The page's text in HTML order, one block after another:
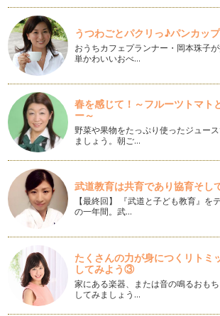
スマホ写真はアプリからまとめてかんたん
スマートフォンで撮った写真をプリントした
どうされていますか？ &n…
楽しい思い出写真を丸ごとシェア♪「
てみよう！
春の訪れとともに園や学校、サークルのイベ
した。 お友だち家族と一緒…
「LINE」で楽しむ写真コミュニケーション
家族やお友だちとのやりとりに「LINE」を活
えました。 …
手間暇かけずに豪華なフォトアルバムを作
バム」
育児に家事に忙しいママへおすすめのフォト
第３弾は「Year Album（イ…
手間暇かけずに豪華なフォトアルバムを作
バム」
育児に家事に忙しいママへおすすめのフォ
３回に渡って紹介します。 …
うつわごとパクリっ♪パンカッ
おうちカフェプランナー・岡本珠子
単かわいいおべ…
春を感じて！～フルーツトマト
ー～
野菜や果物をたっぷり使ったジュー
ましょう。朝ご…
武道教育は共育であり協育そし
【最終回】 『武道と子ども教育』を
の一年間。武…
たくさんの力が身につくリトミ
してみよう③
家にある楽器、または音の鳴るおも
してみましょう…